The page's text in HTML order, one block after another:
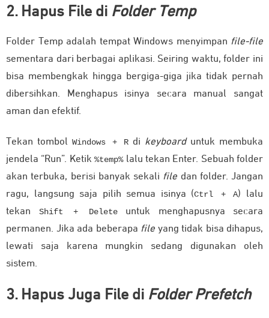
2. Hapus File di Folder Temp
Folder Temp adalah tempat Windows menyimpan file-file
sementara dari berbagai aplikasi. Seiring waktu, folder ini
bisa membengkak hingga bergiga-giga jika tidak pernah
dibersihkan. Menghapus isinya secara manual sangat
aman dan efektif.
Tekan tombol Windows + R di keyboarduntuk membuka
jendela “Run”. Ketik%temp%lalu tekan Enter. Sebuah folder
akan terbuka, berisi banyak sekali file dan folder. Jangan
ragu, langsung saja pilih semua isinya (Ctrl + A) lalu
tekan Shift + Deleteuntuk menghapusnya secara
permanen. Jika ada beberapa file yang tidak bisa dihapus,
lewati saja karena mungkin sedang digunakan oleh
sistem.
3. Hapus Juga File di Folder Prefetch